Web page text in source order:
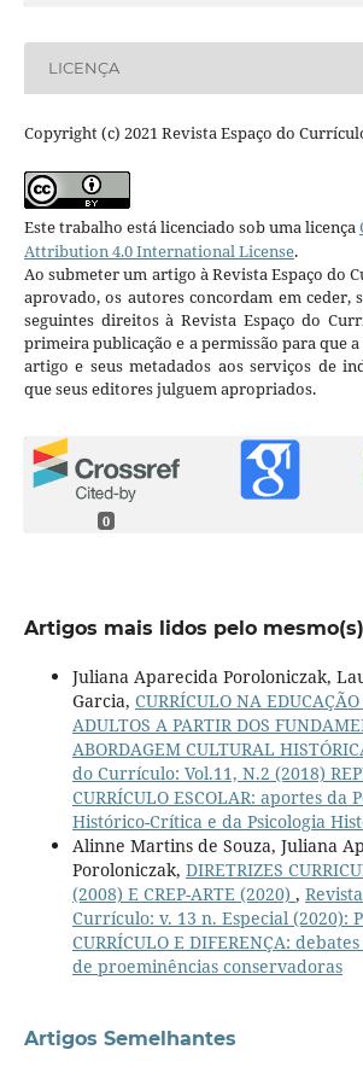
LICENÇA
Copyright (c) 2021 Revista Espaço do
Este trabalho está licenciado sob uma licença
Attribution 4.0 International License.
Ao submeter um artigo à Revista Espaço do
aprovado, os autores concordam em ceder,
seguintes direitos à Revista Espaço do
primeira publicação e a permissão para que
artigo e seus metadados aos serviços de
que seus editores julguem apropriados.
0
Artigos mais lidos pelo
Juliana Aparecida Poroloniczak,
Garcia, CURRÍCULO NA EDUCAÇÃO
ADULTOS A PARTIR DOS
ABORDAGEM CULTURAL
do Currículo: Vol.11, N.2 (2018)
CURRÍCULO ESCOLAR: aportes da
Histórico-Crítica e da Psicologia
Alinne Martins de Souza, Juliana
Poroloniczak, DIRETRIZES
(2008) E CREP-ARTE (2020) ,
Currículo: v. 13 n. Especial (2020):
CURRÍCULO E DIFERENÇA:
de proeminências conservadoras
Artigos Semelhantes